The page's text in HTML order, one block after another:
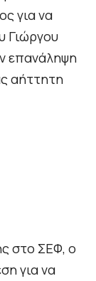
για να
Γιώργου
επανάληψη
αήττητη
στο ΣΕΦ, ο
για να